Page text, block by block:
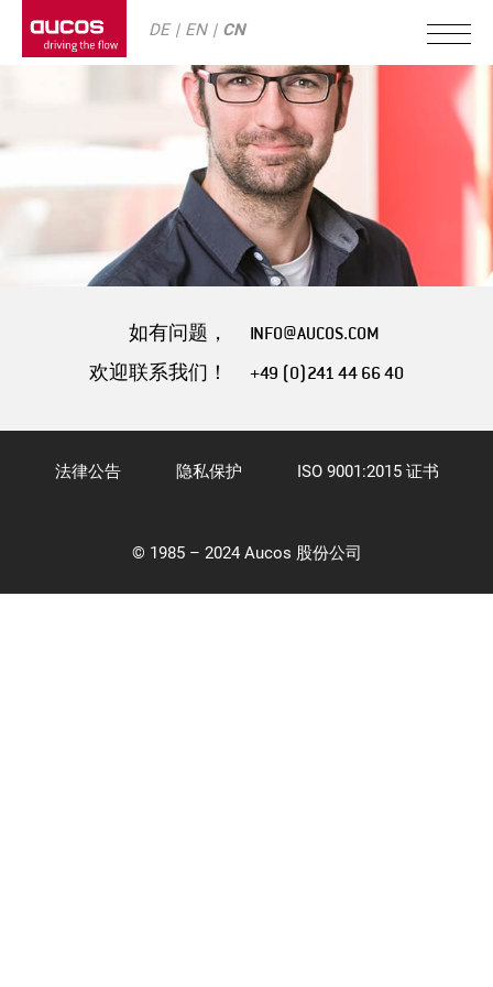
DE EN CN
如有问题，
欢迎联系我们！
INFO@AUCOS.COM
+49 (0)241 44 66 40
法律公告 隐私保护 ISO 9001:2015 证书
© 1985 – 2024 Aucos 股份公司